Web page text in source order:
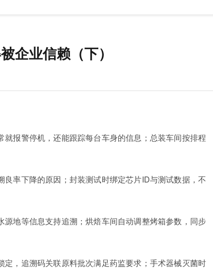
企业信赖（下）
报警停机，还能跟踪每台车身的信息；总装车间按排程
率下降的原因；封装测试时绑定芯片ID与测试数据，不
地等信息支持追溯；烘焙车间自动调整烤箱参数，同步
，追溯码关联原料批次满足药监要求；手术器械灭菌时